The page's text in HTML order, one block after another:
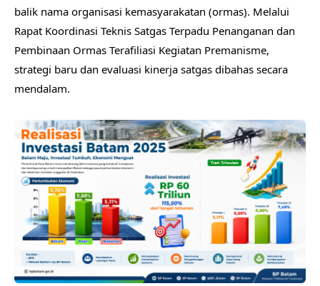
balik nama organisasi kemasyarakatan (ormas). Melalui
Rapat Koordinasi Teknis Satgas Terpadu Penanganan dan
Pembinaan Ormas Terafiliasi Kegiatan Premanisme,
strategi baru dan evaluasi kinerja satgas dibahas secara
mendalam.